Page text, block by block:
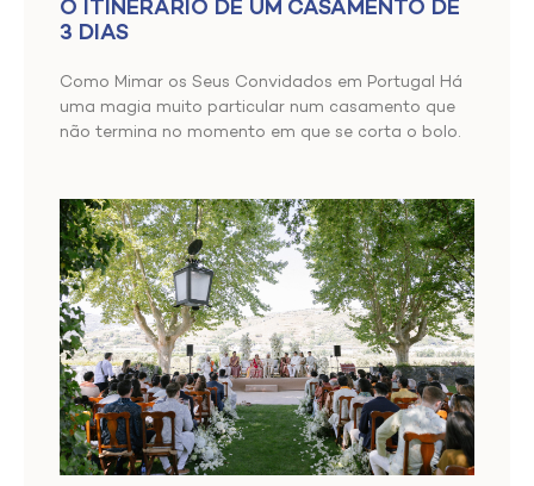
O ITINERÁRIO DE UM CASAMENTO DE
3 DIAS
Como Mimar os Seus Convidados em Portugal Há
uma magia muito particular num casamento que
não termina no momento em que se corta o bolo.